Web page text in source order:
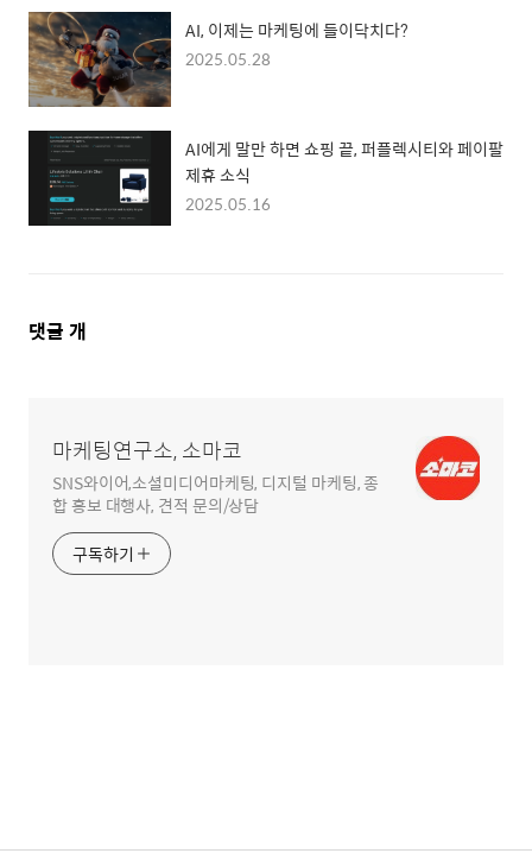
AI, 이제는 마케팅에 들이닥치다?
2025.05.28
AI에게 말만 하면 쇼핑 끝, 퍼플렉시티와 페이팔
제휴 소식
2025.05.16
댓
댓글 개
마케팅연구소, 소마코
SNS와이어,소셜미디어마케팅, 디지털 마케팅, 종
합 홍보 대행사, 견적 문의/상담
구독하기